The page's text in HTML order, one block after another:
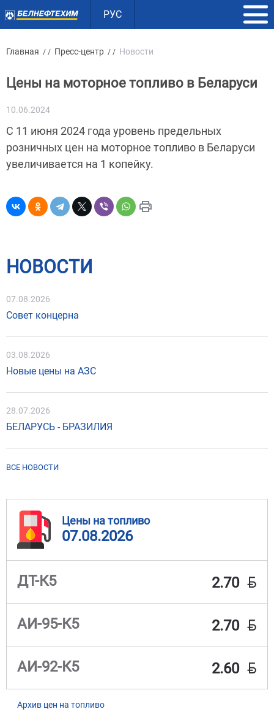
РУС
Главная / / Пресс-центр / / Новости
Цены на моторное топливо в Беларуси
10.06.2024
С 11 июня 2024 года уровень предельных
розничных цен на моторное топливо в Беларуси
увеличивается на 1 копейку.
НОВОСТИ
07.08.2026
Совет концерна
03.08.2026
Новые цены на АЗС
28.07.2026
БЕЛАРУСЬ - БРАЗИЛИЯ
ВСЕ НОВОСТИ
Цены на топливо
07.08.2026
ДТ-К5 2.70 BYN
АИ-95-К5 2.70 BYN
АИ-92-К5 2.60 BYN
Архив цен на топливо